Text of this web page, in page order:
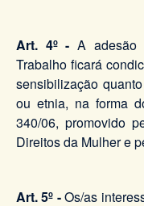
Art. 4º - A adesão
Trabalho ficará
sensibilização
ou etnia, na forma
340/06, promovido
Direitos da Mulher e
Art. 5º -Os/as